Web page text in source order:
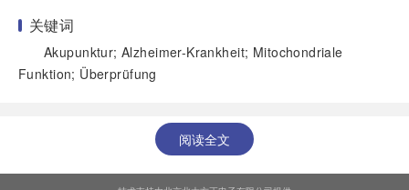
关键词
Akupunktur; Alzheimer-Krankheit; Mitochondriale
Funktion; Überprüfung
阅读全文